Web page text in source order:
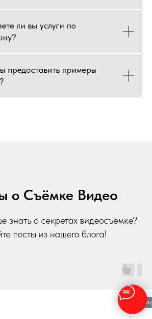
ли вы услуги по
предоставить примеры
о Съёмке Видео
знать о секретах видеосъёмке?
посты из нашего блога!